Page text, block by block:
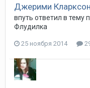
Джерими
впуть ответил в тему
Флудилка
25 ноября 2014